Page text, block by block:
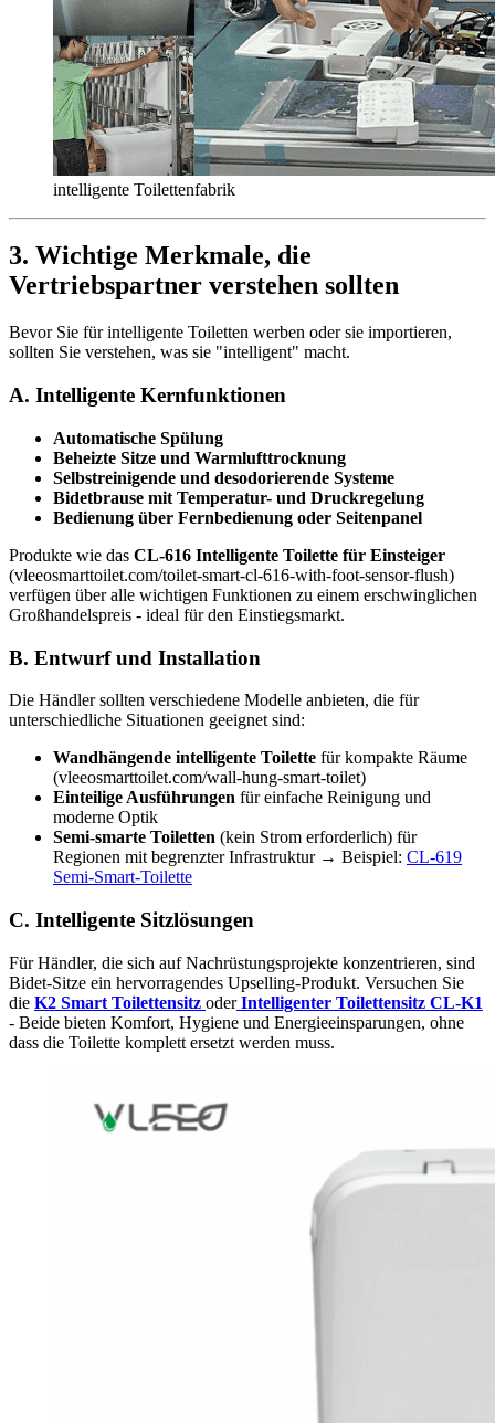
intelligente Toilettenfabrik
3. Wichtige Merkmale, die
Vertriebspartner verstehen sollten
Bevor Sie für intelligente Toiletten werben oder sie importieren,
sollten Sie verstehen, was sie "intelligent" macht.
A. Intelligente Kernfunktionen
Automatische Spülung
Beheizte Sitze und Warmlufttrocknung
Selbstreinigende und desodorierende Systeme
Bidetbrause mit Temperatur- und Druckregelung
Bedienung über Fernbedienung oder Seitenpanel
Produkte wie das CL-616 Intelligente Toilette für Einsteiger
(vleeosmarttoilet.com/toilet-smart-cl-616-with-foot-sensor-flush)
verfügen über alle wichtigen Funktionen zu einem erschwinglichen
Großhandelspreis - ideal für den Einstiegsmarkt.
B. Entwurf und Installation
Die Händler sollten verschiedene Modelle anbieten, die für
unterschiedliche Situationen geeignet sind:
Wandhängende intelligente Toilette für kompakte Räume
(vleeosmarttoilet.com/wall-hung-smart-toilet)
Einteilige Ausführungen für einfache Reinigung und
moderne Optik
Semi-smarte Toiletten (kein Strom erforderlich) für
Regionen mit begrenzter Infrastruktur → Beispiel: CL-619
Semi-Smart-Toilette
C. Intelligente Sitzlösungen
Für Händler, die sich auf Nachrüstungsprojekte konzentrieren, sind
Bidet-Sitze ein hervorragendes Upselling-Produkt. Versuchen Sie
die K2 Smart Toilettensitz oder Intelligenter Toilettensitz CL-K1
- Beide bieten Komfort, Hygiene und Energieeinsparungen, ohne
dass die Toilette komplett ersetzt werden muss.